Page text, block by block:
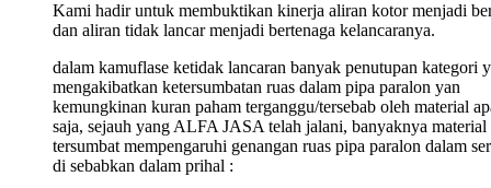
Kami hadir untuk membuktikan kinerja aliran kotor menjadi
dan aliran tidak lancar menjadi bertenaga kelancaranya.
dalam kamuflase ketidak lancaran banyak penutupan kategori
mengakibatkan ketersumbatan ruas dalam pipa paralon yan
kemungkinan kuran paham terganggu/tersebab oleh material
saja, sejauh yang ALFA JASA telah jalani, banyaknya material
tersumbat mempengaruhi genangan ruas pipa paralon dalam
di sebabkan dalam prihal :